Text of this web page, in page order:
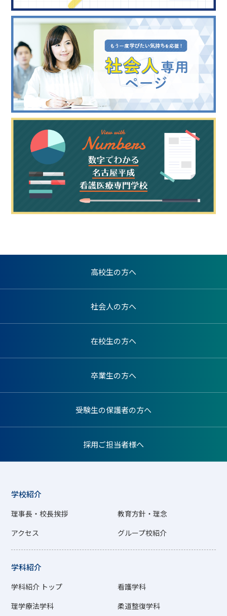
高校生の方へ
社会人の方へ
在校生の方へ
卒業生の方へ
受験生の保護者の方へ
採用ご担当者様へ
学校紹介
理事長・校長挨拶
教育方針・理念
アクセス
グループ校紹介
学科紹介
学科紹介 トップ
看護学科
理学療法学科
柔道整復学科